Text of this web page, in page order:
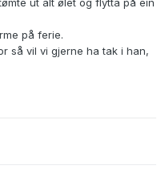
ut alt ølet og flytta på ein
på ferie.
så vil vi gjerne ha tak i han,